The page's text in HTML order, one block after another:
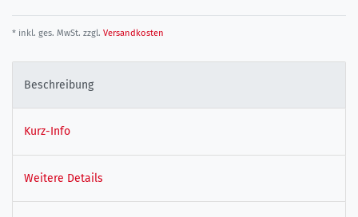
* inkl. ges. MwSt. zzgl. Versandkosten
Beschreibung
Kurz-Info
Weitere Details